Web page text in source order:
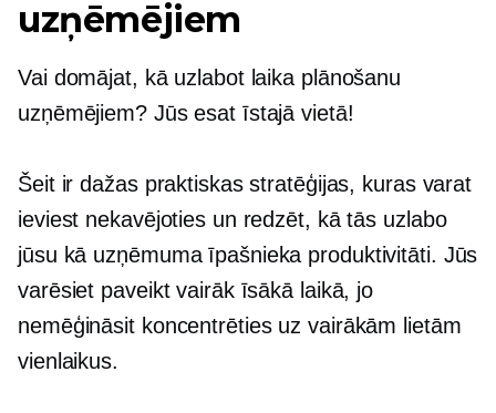
uzņēmējiem
Vai domājat, kā uzlabot laika plānošanu
uzņēmējiem? Jūs esat īstajā vietā!
Šeit ir dažas praktiskas stratēģijas, kuras varat
ieviest nekavējoties un redzēt, kā tās uzlabo
jūsu kā uzņēmuma īpašnieka produktivitāti. Jūs
varēsiet paveikt vairāk īsākā laikā, jo
nemēģināsit koncentrēties uz vairākām lietām
vienlaikus.